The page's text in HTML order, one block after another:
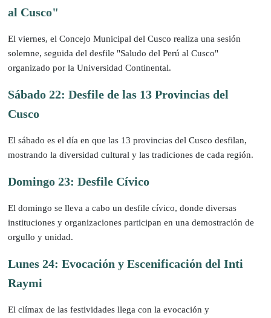
al Cusco"
El viernes, el Concejo Municipal del Cusco realiza una sesión
solemne, seguida del desfile "Saludo del Perú al Cusco"
organizado por la Universidad Continental.
Sábado 22: Desfile de las 13 Provincias del
Cusco
El sábado es el día en que las 13 provincias del Cusco desfilan,
mostrando la diversidad cultural y las tradiciones de cada región.
Domingo 23: Desfile Cívico
El domingo se lleva a cabo un desfile cívico, donde diversas
instituciones y organizaciones participan en una demostración de
orgullo y unidad.
Lunes 24: Evocación y Escenificación del Inti
Raymi
El clímax de las festividades llega con la evocación y